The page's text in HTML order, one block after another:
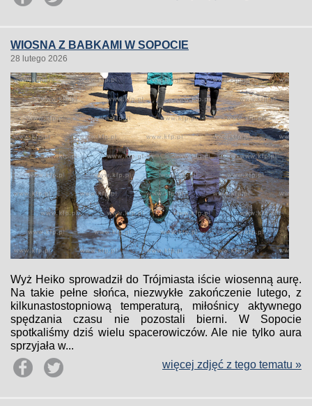
WIOSNA Z BABKAMI W SOPOCIE
28 lutego 2026
Wyż Heiko sprowadził do Trójmiasta iście wiosenną aurę.
Na takie pełne słońca, niezwykłe zakończenie lutego, z
kilkunastostopniową temperaturą, miłośnicy aktywnego
spędzania czasu nie pozostali bierni. W Sopocie
spotkaliśmy dziś wielu spacerowiczów. Ale nie tylko aura
sprzyjała w...
więcej zdjęć z tego tematu »